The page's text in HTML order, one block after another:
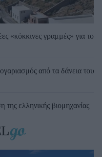
«κόκκινες γραμμές» για το
από τα δάνεια του
της ελληνικής βιομηχανίας